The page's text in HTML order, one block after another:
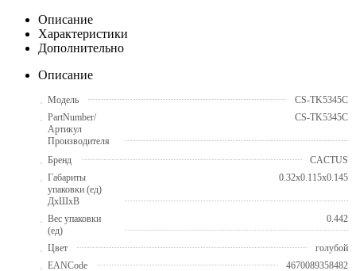
Описание
Характеристики
Дополнительно
Описание
Модель
CS-TK5345С
PartNumber/
Артикул
Производителя
CS-TK5345С
Бренд
CACTUS
Габариты
упаковки (ед)
ДхШхВ
0.32x0.115x0.145
Вес упаковки
(ед)
0.442
Цвет
голубой
EANCode
4670089358482